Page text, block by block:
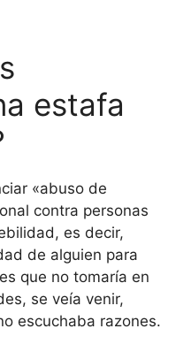
estafa
«abuso de
contra personas
es decir,
de alguien para
que no tomaría en
se veía venir,
escuchaba razones.